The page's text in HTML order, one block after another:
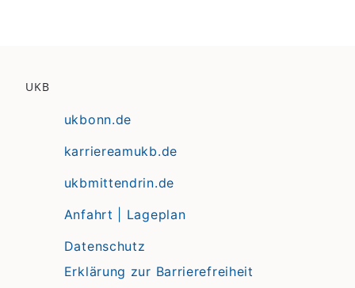
UKB
ukbonn.de
karriereamukb.de
ukbmittendrin.de
Anfahrt | Lageplan
Datenschutz
Erklärung zur Barrierefreiheit